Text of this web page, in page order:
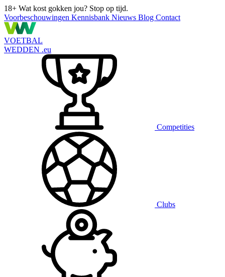
18+ Wat kost gokken jou? Stop op tijd.
Voorbeschouwingen Kennisbank Nieuws Blog Contact
VOETBAL
WEDDEN .eu
Competities
Clubs